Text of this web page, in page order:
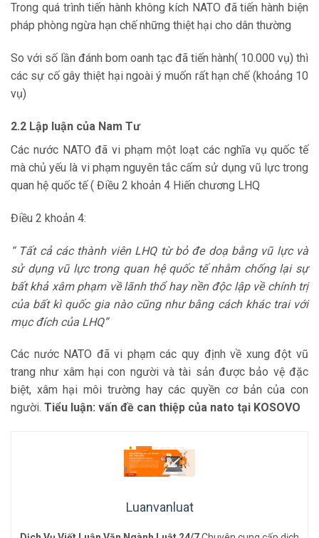
Trong quá trình tiến hành không kích NATO đã tiến hành biện
pháp phòng ngừa hạn chế những thiệt hại cho dân thường
So với số lần đánh bom oanh tạc đã tiến hành( 10.000 vụ) thì
các sự cố gây thiệt hại ngoài ý muốn rất hạn chế (khoảng 10
vụ)
2.2 Lập luận của Nam Tư
Các nước NATO đã vi phạm một loạt các nghĩa vụ quốc tế
mà chủ yếu là vi phạm nguyên tắc cấm sử dụng vũ lực trong
quan hệ quốc tế ( Điều 2 khoản 4 Hiến chương LHQ
Điều 2 khoản 4:
“ Tất cả các thành viên LHQ từ bỏ đe doạ bằng vũ lực và
sử dụng vũ lực trong quan hệ quốc tế nhằm chống lại sự
bất khả xâm phạm về lãnh thổ hay nền độc lập về chính trị
của bất kì quốc gia nào cũng như bằng cách khác trai với
mục đích của LHQ”
Các nước NATO đã vi phạm các quy định về xung đột vũ
trang như xâm hại con người và tài sản được bảo vệ đặc
biệt, xâm hại môi trường hay các quyền cơ bản của con
người. Tiểu luận: vấn đề can thiệp của nato tại KOSOVO
Luanvanluat